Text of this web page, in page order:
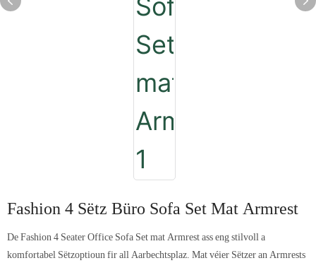
Fashion 4 Sëtz Büro Sofa Set Mat Armrest
De Fashion 4 Seater Office Sofa Set mat Armrest ass eng stilvoll a
komfortabel Sëtzoptioun fir all Aarbechtsplaz. Mat véier Sëtzer an Armrests